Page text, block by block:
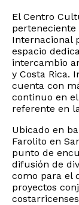
El Centro
perteneciente
Internacional
espacio
intercambio
y Costa Rica.
cuenta con
continuo en
referente en
Ubicado en
Farolito en
punto de
difusión de
como para el
proyectos